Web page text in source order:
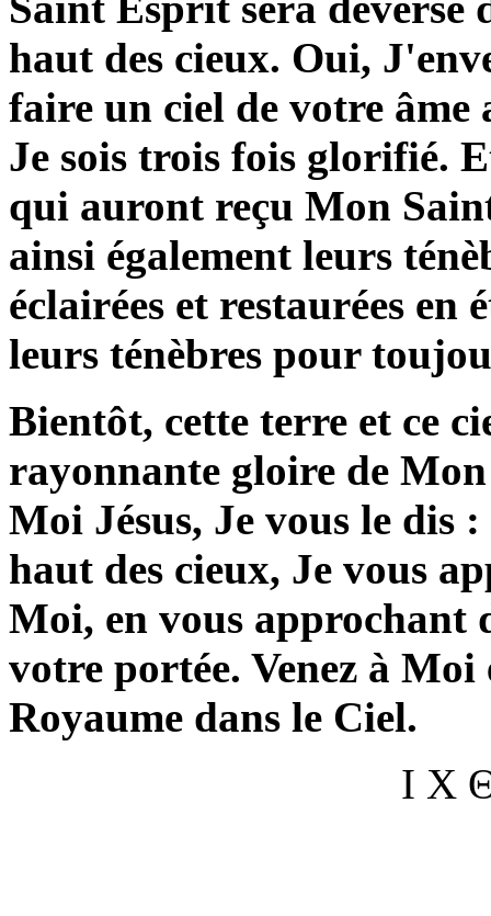
haut des cieux. Oui,
faire un ciel de votre âme
Je sois trois fois glorifié.
qui auront reçu Mon
ainsi également leurs
éclairées et restaurées
leurs ténèbres pour
Bientôt, cette terre et ce
rayonnante gloire de
Moi Jésus, Je vous le dis
haut des cieux, Je vous
Moi, en vous approchant
votre portée. Venez à
Royaume dans le Ciel.
Ι Χ